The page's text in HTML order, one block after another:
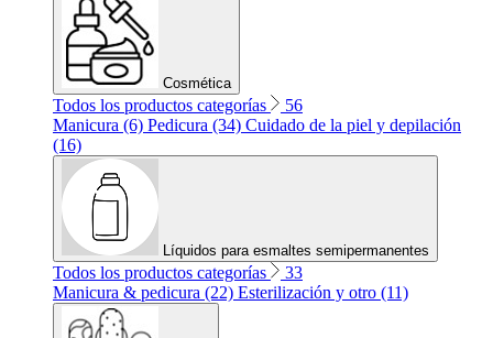
Cosmética
Todos los productos categorías
56
Manicura (6) Pedicura (34) Cuidado de la piel y depilación
(16)
Líquidos para esmaltes semipermanentes
Todos los productos categorías
33
Manicura & pedicura (22) Esterilización y otro (11)